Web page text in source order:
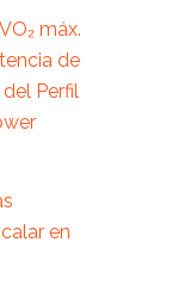
máx.
de
Perfil
en